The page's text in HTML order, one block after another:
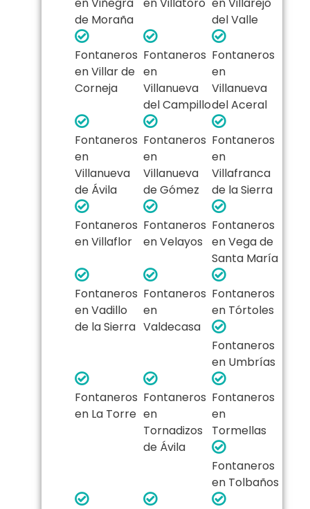
de Moraña
del Valle
Fontaneros
en Villar de
Corneja
Fontaneros
en
Villanueva
del Campillo
Fontaneros
en
Villanueva
del Aceral
Fontaneros
en
Villanueva
de Ávila
Fontaneros
en
Villanueva
de Gómez
Fontaneros
en
Villafranca
de la Sierra
Fontaneros
en Villaflor
Fontaneros
en Velayos
Fontaneros
en Vega de
Santa María
Fontaneros
en Vadillo
de la Sierra
Fontaneros
en
Valdecasa
Fontaneros
en Tórtoles
Fontaneros
en Umbrías
Fontaneros
en La Torre
Fontaneros
en
Tornadizos
de Ávila
Fontaneros
en
Tormellas
Fontaneros
en Tolbaños